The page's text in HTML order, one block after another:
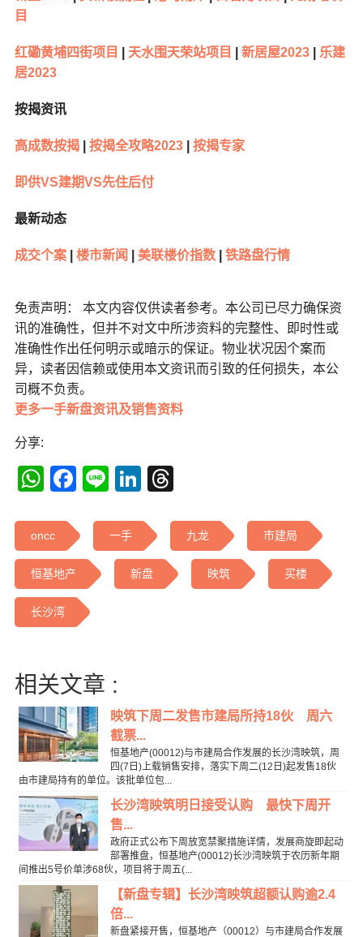
目
红磡黄埔四街项目 天水围天荣站项目 新居屋2023|
乐建
居2023
按揭资讯
高成数按揭| 按揭全攻略2023| 按揭专家
即供VS建期VS先住后付
最新动态
成交个案| 楼市新闻 美联楼价指数| 铁路盘行情
免责声明： 本文内容仅供读者参考。本公司已尽力确保资
讯的准确性，但并不对文中所涉资料的完整性、即时性或
准确性作出任何明示或暗示的保证。物业状况因个案而
异，读者因信赖或使用本文资讯而引致的任何损失，本公
司概不负责。
更多一手新盘资讯及销售资料
分享:
WhatsApp
Facebook
LineLinkedIn
oncc 一手 九龙 市建局
恒基地产 新盘 映筑 买楼
长沙湾
相关文章 :
映筑下周二发售市建局所持18伙 周六
截票...
恒基地产(00012)与市建局合作发展的长沙湾映筑，周
四(7日)上载销售安排，落实下周二(12日)起发售18伙
由市建局持有的单位。该批单位包...
长沙湾映筑明日接受认购 最快下周开
售...
政府正式公布下周放宽禁聚措施详情，发展商旋即起动
部署推盘，恒基地产(00012)长沙湾映筑于农历新年期
间推出5号价单涉68伙，项目将于周五(...
【新盘专辑】长沙湾映筑超额认购逾2.4
倍...
新盘紧接开售，恒基地产（00012）与市建局合作发展